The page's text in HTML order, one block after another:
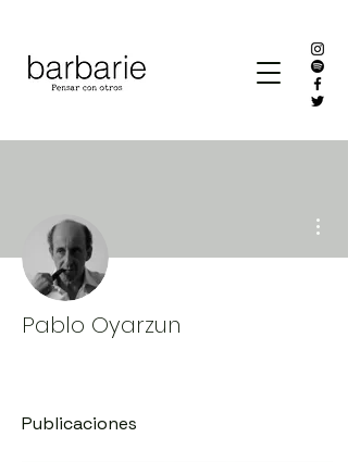
Pablo Oyarzun
Publicaciones